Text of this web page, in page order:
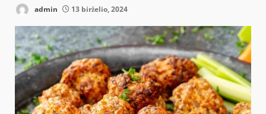
admin 13 birželio, 2024